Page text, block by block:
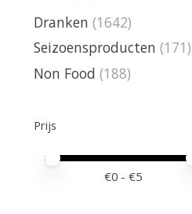
Dranken (1642)
Seizoensproducten (171)
Non Food (188)
Prijs
Minimale prijswaarde
Price maximum value
€0 - €5